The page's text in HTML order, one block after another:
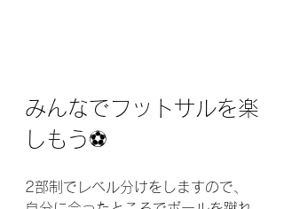
みんなでフットサルを楽
しもう⚽️
2部制でレベル分けをしますので、